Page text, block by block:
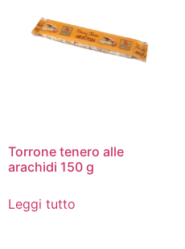
Torrone tenero alle
arachidi 150 g
Leggi tutto